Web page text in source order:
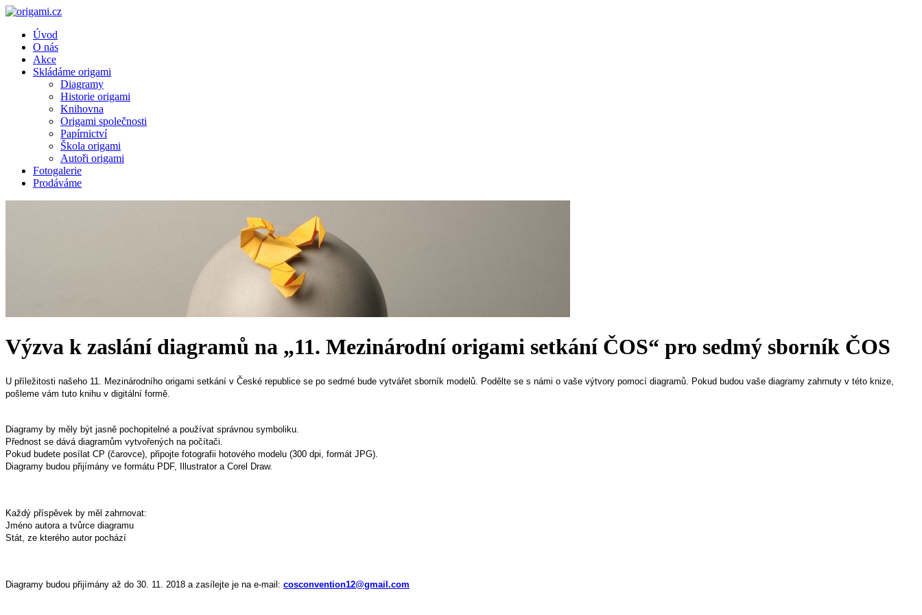
Úvod
O nás
Akce
Skládáme origami
Diagramy
Historie origami
Knihovna
Origami společnosti
Papírnictví
Škola origami
Autoři origami
Fotogalerie
Prodáváme
Výzva k zaslání diagramů na „11. Mezinárodní origami setkání ČOS“ pro sedmý sborník ČOS
U příležitosti našeho 11. Mezinárodního origami setkání v České republice se po sedmé bude vytvářet sborník modelů. Podělte se s námi o vaše výtvory pomocí diagramů. Pokud budou vaše diagramy zahrnuty v této knize,
pošleme vám tuto knihu v digitální formě.
Diagramy by měly být jasně pochopitelné a používat správnou symboliku.
Přednost se dává diagramům vytvořených na počítači.
Pokud budete posílat CP (čarovce), připojte fotografii hotového modelu (300 dpi, formát JPG).
Diagramy budou přijímány ve formátu PDF, Illustrator a Corel Draw.
Každý příspěvek by měl zahrnovat:
Jméno autora a tvůrce diagramu
Stát, ze kterého autor pochází
Diagramy budou přijímány až do 30. 11. 2018 a zasílejte je na e-mail: cosconvention12@gmail.com